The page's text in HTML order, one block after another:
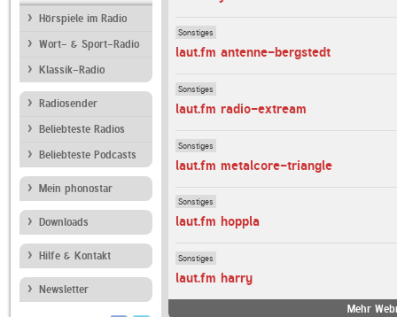
Hörspiele im Radio
Wort- & Sport-Radio
Klassik-Radio
Radiosender
Beliebteste Radios
Beliebteste Podcasts
Mein phonostar
Downloads
Hilfe & Kontakt
Newsletter
Sonstiges
laut.fm antenne-bergstedt
Sonstiges
laut.fm radio-extream
Sonstiges
laut.fm metalcore-triangle
Sonstiges
laut.fm hoppla
Sonstiges
laut.fm harry
Mehr